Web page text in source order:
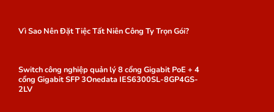
Vì Sao Nên Đặt Tiệc Tất Niên Công Ty Trọn Gói?
Switch công nghiệp quản lý 8 cổng Gigabit PoE + 4
cổng Gigabit SFP 3Onedata IES6300SL-8GP4GS-
2LV